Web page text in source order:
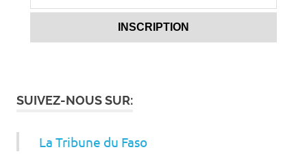
SUIVEZ-NOUS SUR:
La Tribune du Faso